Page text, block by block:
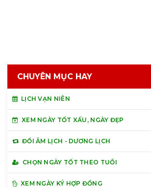
CHUYÊN MỤC HAY
LỊCH VẠN NIÊN
XEM NGÀY TỐT XẤU, NGÀY ĐẸP
ĐỔI ÂM LỊCH - DƯƠNG LỊCH
CHỌN NGÀY TỐT THEO TUỔI
XEM NGÀY KÝ HỢP ĐỒNG